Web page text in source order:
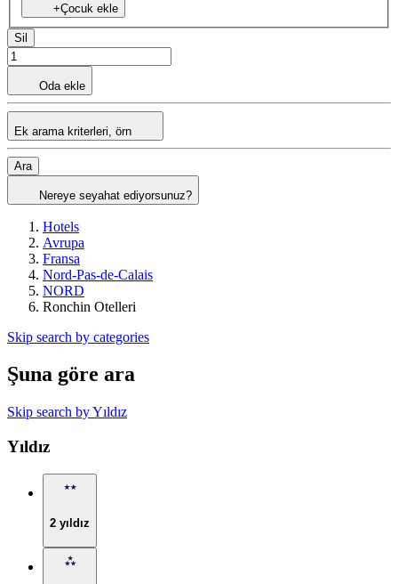
+Çocuk ekle
Sil
Oda ekle
Ek arama kriterleri, örn
Ara
Nereye seyahat ediyorsunuz?
Hotels
Avrupa
Fransa
Nord-Pas-de-Calais
NORD
Ronchin Otelleri
Skip search by categories
Şuna göre ara
Skip search by Yıldız
Yıldız
2 yıldız